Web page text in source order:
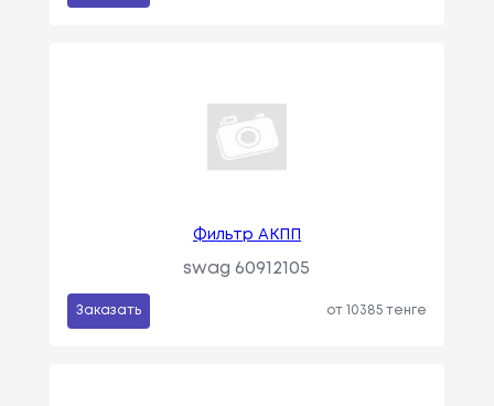
Фильтр АКПП
swag 60912105
Заказать от 10385 тенге